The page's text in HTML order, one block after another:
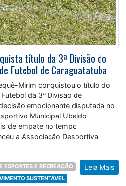
título da 3ª Divisão do
Futebol de Caraguatatuba
Mirim conquistou o título do
da 3ª Divisão de
emocionante disputada no
Municipal Ubaldo
de empate no tempo
a Associação Desportiva
Leia Mais
ESPORTES E RECREAÇÃO
SUSTENTÁVEL